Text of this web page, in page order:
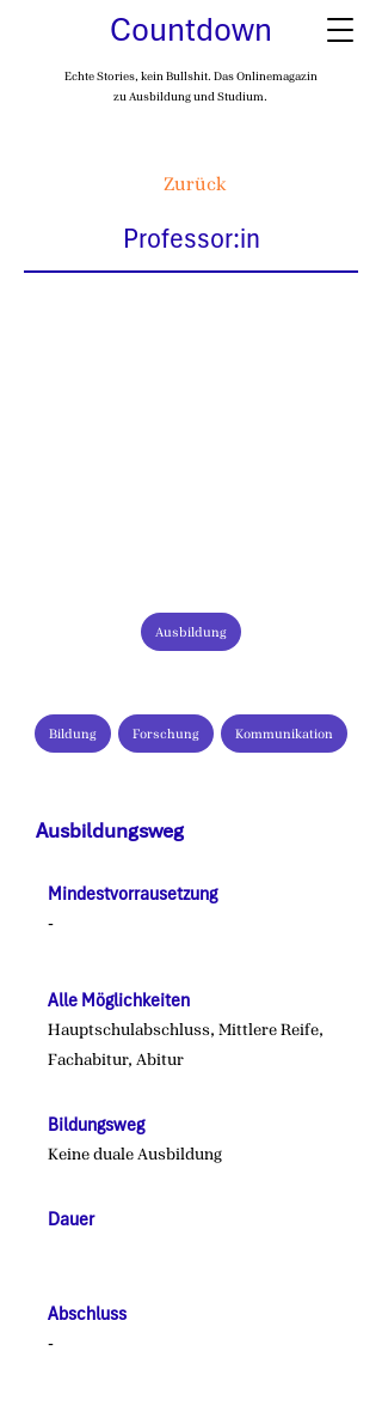
Echte Stories, kein Bullshit. Das Onlinemagazin
zu Ausbildung und Studium.
Countdown
Zurück
Professor:in
Ausbildung
Bildung Forschung Kommunikation
Ausbildungsweg
Mindestvorrausetzung
-
Alle Möglichkeiten
Hauptschulabschluss, Mittlere Reife,
Fachabitur, Abitur
Bildungsweg
Keine duale Ausbildung
Dauer
Abschluss
-